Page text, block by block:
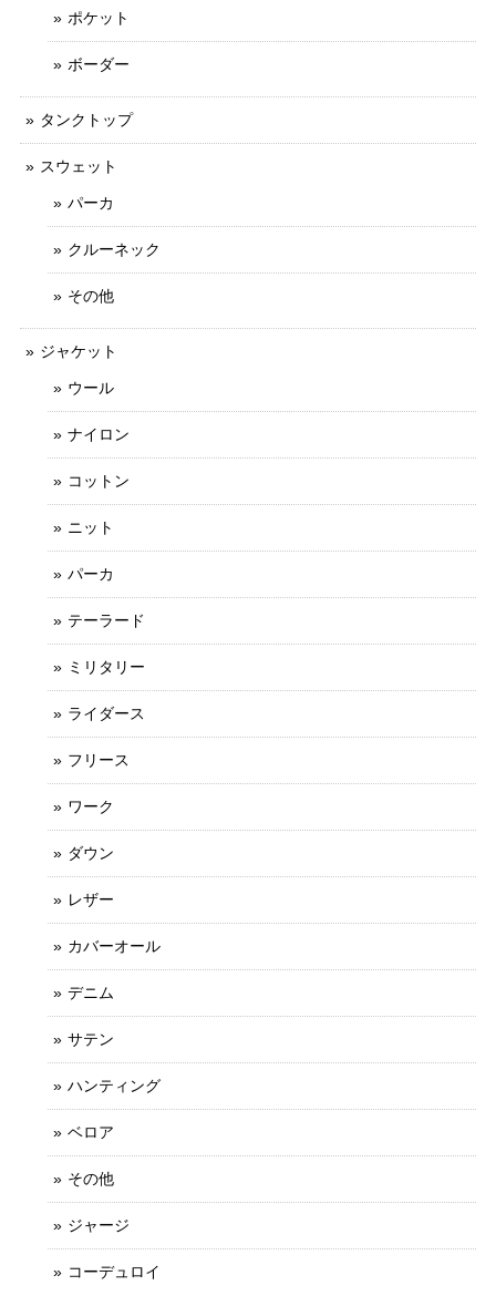
ポケット
ボーダー
タンクトップ
スウェット
パーカ
クルーネック
その他
ジャケット
ウール
ナイロン
コットン
ニット
パーカ
テーラード
ミリタリー
ライダース
フリース
ワーク
ダウン
レザー
カバーオール
デニム
サテン
ハンティング
ベロア
その他
ジャージ
コーデュロイ